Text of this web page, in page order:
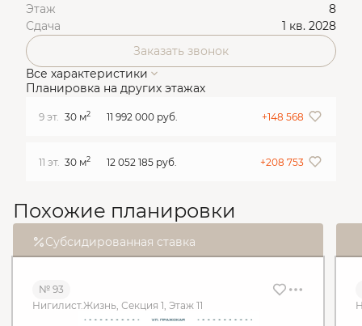
Этаж
8
Сдача
1 кв. 2028
Заказать звонок
Все характеристики
Планировка на других этажах
9 эт. 30 м2 11 992 000 руб. +148 568
11 эт. 30 м2 12 052 185 руб. +208 753
Похожие планировки
Субсидированная ставка
№ 93
Нигилист.Жизнь, Секция 1, Этаж 11